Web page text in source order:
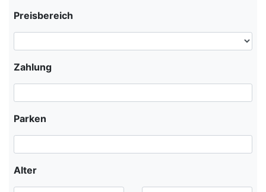
Preisbereich
Zahlung
Parken
Alter